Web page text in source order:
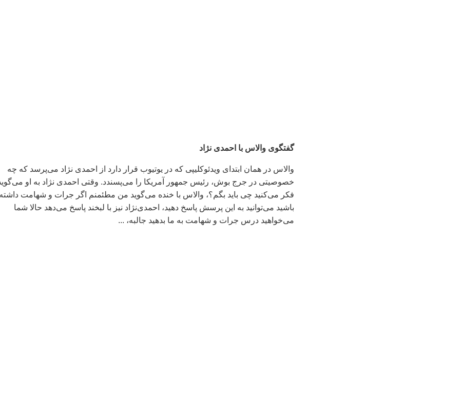
گفتگوی والاس با احمدی نژاد
والاس در همان ابتدای ویدئوکلیپی که در یوتیوب قرار دارد از احمدی نژاد می‌پرسد که چه
خصوصيتی در جرج بوش، رئيس جمهور آمريکا را می‌پسندد. وقتی احمدی نژاد به او
فکر می‌کنید چی باید بگم؟، والاس با خنده می‌گويد من مطئمنم اگر جرات و شهامت داشته
باشيد می‌توانید به این پرسش پاسخ دهید، احمدی‌نژاد نيز با لبخند پاسخ می‌دهد حالا شما
می‌خواهید درس جرات و شهامت به ما بدهيد جالبه، ...